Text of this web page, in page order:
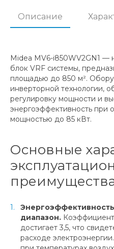
Описание
Midea MV6-i850WV2GN1
блок VRF системы,
площадью до 850 м².
инверторной технологии,
регулировку мощности и
энергоэффективность при
мощностью до 85 кВт.
Основные
диапазон.
достигает 3,5, что
расходе